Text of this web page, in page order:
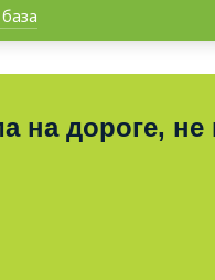
на дороге, не